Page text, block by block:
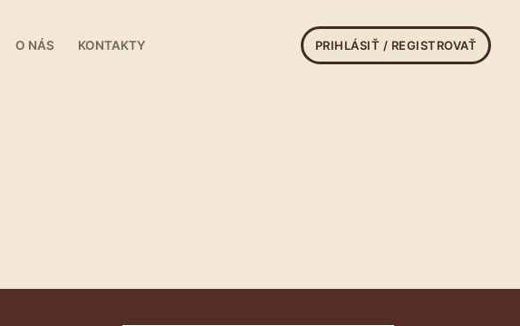
O NÁS KONTAKTY PRIHLÁSIŤ / REGISTROVAŤ